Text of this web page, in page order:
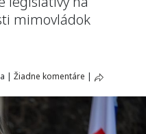
mimovládok
| Žiadne komentáre |